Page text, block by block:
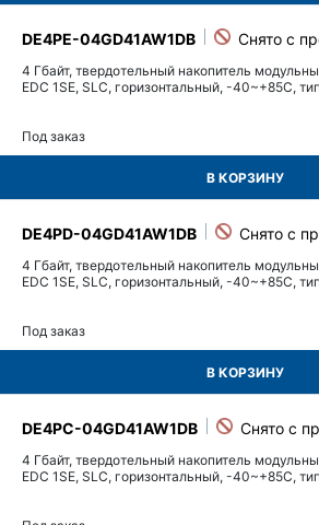
DE4PE-04GD41AW1DB
4 Гбайт, твердотельный накопитель
EDC 1SE, SLC, горизонтальный, -40~+85C,
Под заказ
В КОРЗИНУ
DE4PD-04GD41AW1DB
4 Гбайт, твердотельный накопитель
EDC 1SE, SLC, горизонтальный, -40~+85C,
Под заказ
В КОРЗИНУ
DE4PC-04GD41AW1DB
4 Гбайт, твердотельный накопитель
EDC 1SE, SLC, горизонтальный, -40~+85C,